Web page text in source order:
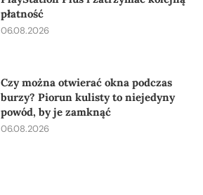
płatność
06.08.2026
Czy można otwierać okna podczas
burzy? Piorun kulisty to niejedyny
powód, by je zamknąć
06.08.2026